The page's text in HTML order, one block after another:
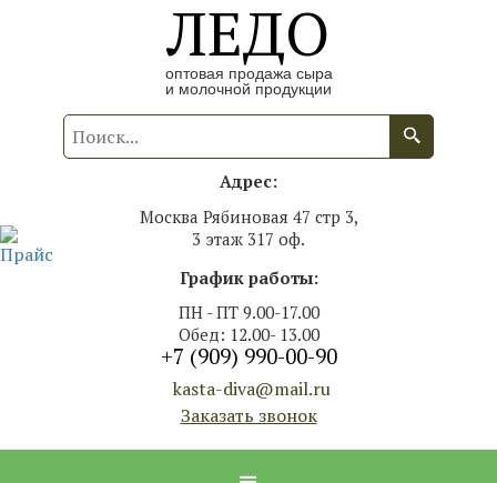
ЛЕДО
оптовая продажа сыра
и молочной продукции
Адрес:
Москва Рябиновая 47 стр 3,
3 этаж 317 оф.
График работы:
ПН - ПТ 9.00-17.00
Обед: 12.00- 13.00
+7 (909) 990-00-90
kasta-diva@mail.ru
Заказать звонок